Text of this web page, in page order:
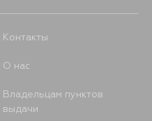
Контакты
О нас
Владельцам пунктов
выдачи